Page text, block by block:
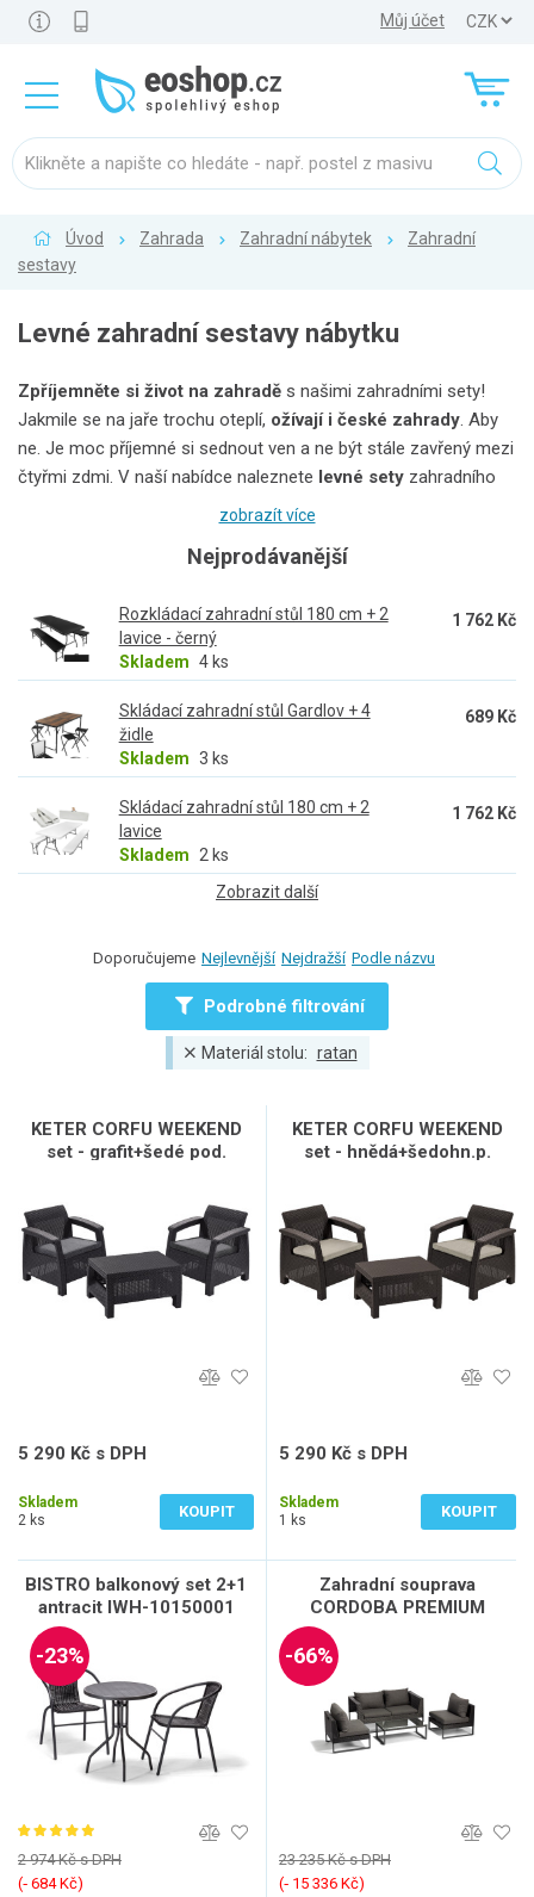
Můj účet
Úvod Zahrada Zahradní nábytek
Zahradní
sestavy
Levné zahradní sestavy nábytku
Zpříjemněte si život na zahradě s našimi zahradními sety!
Jakmile se na jaře trochu oteplí, ožívají i české zahrady. Aby
ne. Je moc příjemné si sednout ven a ne být stále zavřený mezi
čtyřmi zdmi. V naší nabídce naleznete levné sety zahradního
nábytku všech možných tvarů, velikostí, barev i materiálů, které
. Vybrat si tak můžete "romantický" zahradní set pro
kteří přijdou naletní grilování.
zobrazít více
Nejprodávanější
Rozkládací zahradní stůl 180 cm + 2
lavice - černý
Skladem 4 ks
1 762 Kč
Skládací zahradní stůl Gardlov + 4
židle
Skladem 3 ks
689 Kč
Skládací zahradní stůl 180 cm + 2
lavice
Skladem
2 ks
1 762 Kč
Zobrazit další
Doporučujeme Nejlevnější Nejdražší Podle názvu
Podrobné filtrování
Materiál stolu: ratan
KETER CORFU WEEKEND
set - grafit+šedé pod.
5 290 Kč s DPH
Skladem
2 ks
KOUPIT
KETER CORFU WEEKEND
set - hnědá+šedohn.p.
5 290 Kč s DPH
Skladem
1 ks
KOUPIT
BISTRO balkonový set 2+1
antracit IWH-10150001
bezúdržbový
-23%
2 974 Kč s DPH
(‐ 684 Kč)
Zahradní souprava
CORDOBA PREMIUM
antracit IWH-10140002
-66%
23 235 Kč s DPH
(‐ 15 336 Kč)